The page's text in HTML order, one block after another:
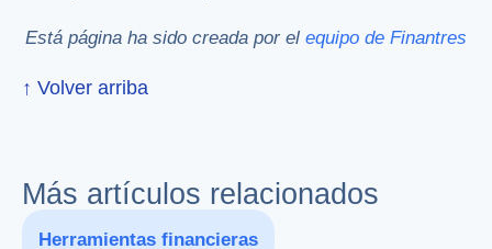
Está página ha sido creada por el equipo de Finantres
↑ Volver arriba
Más artículos relacionados
Herramientas financieras